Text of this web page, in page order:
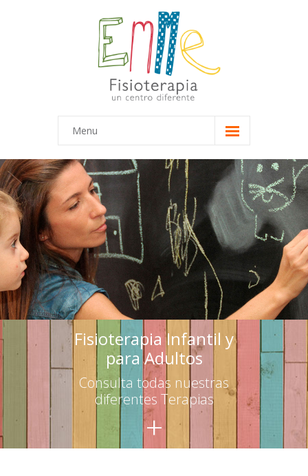
Menu
Inicio
Equipo
-- Marta
-- María
Terapias
-- Terapias Infantiles
-- Terapias para adultos
Escuelas
-- Asesoramiento
-- Talleres para educadores
-- Talleres para familias
Fisioterapia Infantil y
para Adultos
Consulta todas nuestras
diferentes Terapias
+